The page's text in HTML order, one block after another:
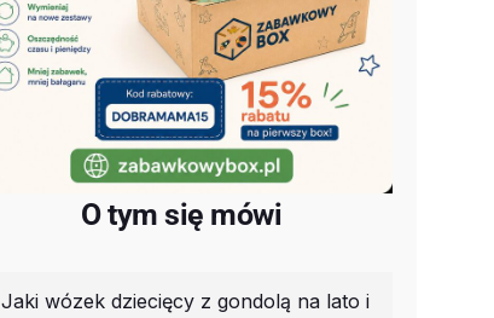
O tym się mówi
Jaki wózek dziecięcy z gondolą na lato i